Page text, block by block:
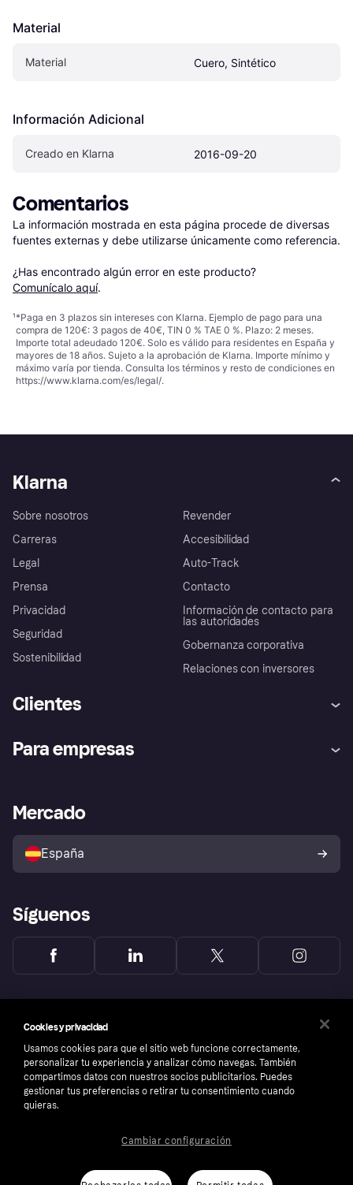
Material
Material Cuero, Sintético
Información Adicional
Creado en Klarna 2016-09-20
Comentarios
La información mostrada en esta página procede de diversas
fuentes externas y debe utilizarse únicamente como referencia.
¿Has encontrado algún error en este producto?
Comunícalo aquí.
¹*Paga en 3 plazos sin intereses con Klarna. Ejemplo de pago para una
compra de 120€: 3 pagos de 40€, TIN 0 % TAE 0 %. Plazo: 2 meses.
Importe total adeudado 120€. Solo es válido para residentes en España y
mayores de 18 años. Sujeto a la aprobación de Klarna. Importe mínimo y
máximo varía por tienda. Consulta los términos y resto de condiciones en
https://www.klarna.com/es/legal/.
Klarna
Sobre nosotros
Carreras
Legal
Prensa
Privacidad
Seguridad
Sostenibilidad
Revender
Accesibilidad
Auto-Track
Contacto
Información de contacto para
las autoridades
Gobernanza corporativa
Relaciones con inversores
Clientes
Inicio de sesión
Directorio de tiendas
Política de protección al
comprador de Klarna
Reclamaciones
Para empresas
Acceso empresas
Mercado
España
Síguenos
Número de empresa: 556737-0431
Cookies y privacidad
Usamos cookies para que el sitio web funcione correctamente,
personalizar tu experiencia y analizar cómo navegas. También
compartimos datos con nuestros socios publicitarios. Puedes
gestionar tus preferencias o retirar tu consentimiento cuando
quieras.
Cambiar configuración